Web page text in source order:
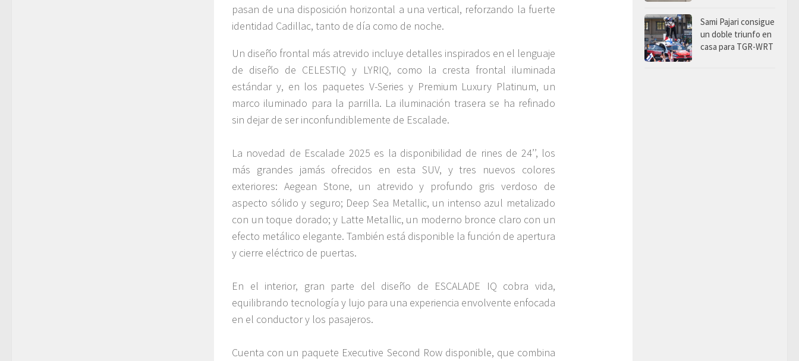
pasan de una disposición horizontal a una vertical, reforzando la fuerte
identidad Cadillac, tanto de día como de noche.
Un diseño frontal más atrevido incluye detalles inspirados en el lenguaje
de diseño de CELESTIQ y LYRIQ, como la cresta frontal iluminada
estándar y, en los paquetes V-Series y Premium Luxury Platinum, un
marco iluminado para la parrilla. La iluminación trasera se ha refinado
sin dejar de ser inconfundiblemente de Escalade.
La novedad de Escalade 2025 es la disponibilidad de rines de 24’’, los
más grandes jamás ofrecidos en esta SUV, y tres nuevos colores
exteriores: Aegean Stone, un atrevido y profundo gris verdoso de
aspecto sólido y seguro; Deep Sea Metallic, un intenso azul metalizado
con un toque dorado; y Latte Metallic, un moderno bronce claro con un
efecto metálico elegante. También está disponible la función de apertura
y cierre eléctrico de puertas.
En el interior, gran parte del diseño de ESCALADE IQ cobra vida,
equilibrando tecnología y lujo para una experiencia envolvente enfocada
en el conductor y los pasajeros.
Cuenta con un paquete Executive Second Row disponible, que combina
Sami Pajari consigue
un doble triunfo en
casa para TGR-WRT